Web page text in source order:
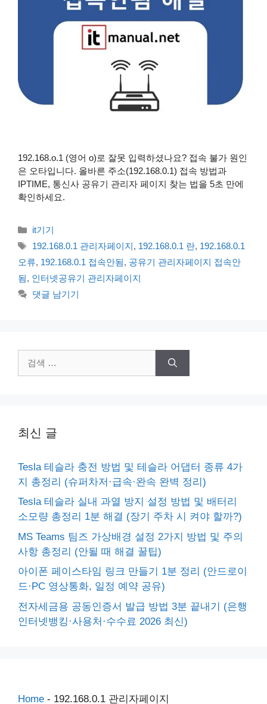
192.168.o.1 (영어 o)로 잘못 입력하셨나요? 접속 불가 원인
은 오타입니다. 올바른 주소(192.168.0.1) 접속 방법과
IPTIME, 통신사 공유기 관리자 페이지 찾는 법을 5초 만에
확인하세요.
카
테
리
it기기
태
그
192.168.0.1 관리자페이지, 192.168.0.1 란, 192.168.0.1
오류, 192.168.0.1 접속안됨, 공유기 관리자페이지 접속안
됨, 인터넷공유기 관리자페이지
댓글 남기기
색:
최신 글
Tesla 테슬라 충전 방법 및 테슬라 어댑터 종류 4가
지 총정리 (슈퍼차저·급속·완속 완벽 정리)
Tesla 테슬라 실내 과열 방지 설정 방법 및 배터리
소모량 총정리 1분 해결 (장기 주차 시 켜야 할까?)
MS Teams 팀즈 가상배경 설정 2가지 방법 및 주의
사항 총정리 (안될 때 해결 꿀팁)
아이폰 페이스타임 링크 만들기 1분 정리 (안드로이
드·PC 영상통화, 일정 예약 공유)
전자세금용 공동인증서 발급 방법 3분 끝내기 (은행
인터넷뱅킹·사용처·수수료 2026 최신)
Home - 192.168.0.1 관리자페이지